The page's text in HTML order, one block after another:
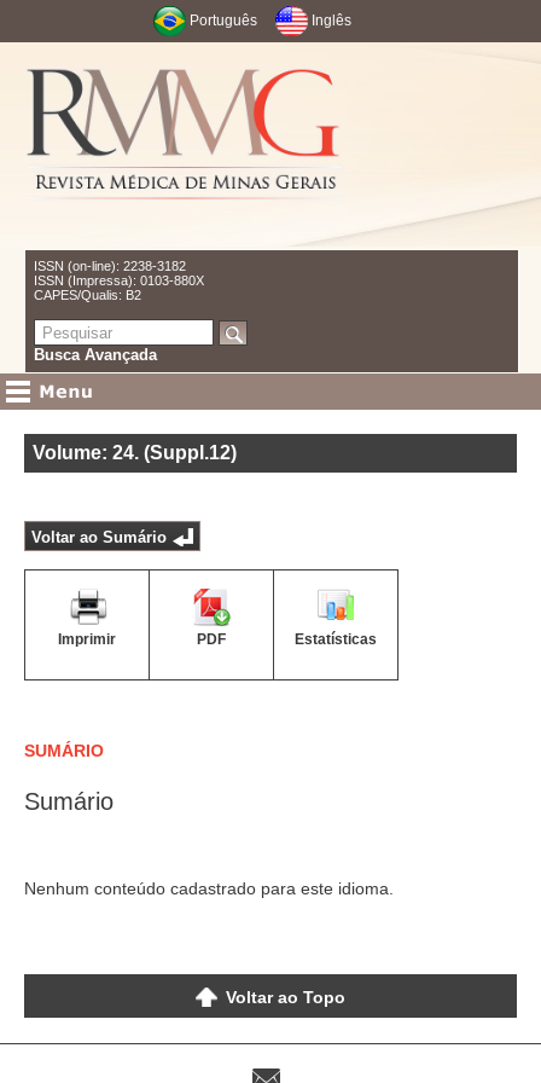
Português Inglês
ISSN (on-line): 2238-3182
ISSN (Impressa): 0103-880X
CAPES/Qualis: B2
Busca Avançada
Volume: 24. (Suppl.12)
Voltar ao Sumário
Imprimir PDF Estatísticas
SUMÁRIO
Sumário
Nenhum conteúdo cadastrado para este idioma.
Voltar ao Topo